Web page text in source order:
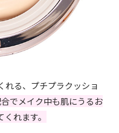
れる、プチプラクッショ
でメイク中も肌にうるお
れます。